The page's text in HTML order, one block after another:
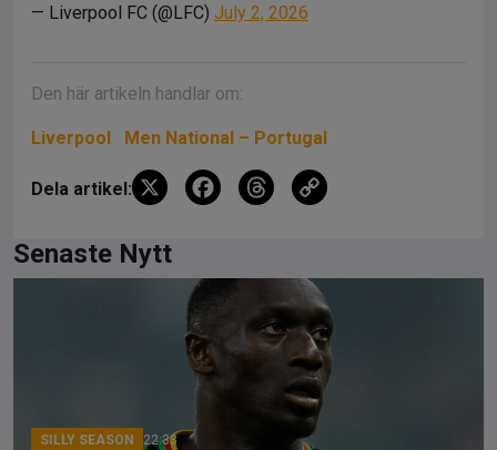
— Liverpool FC (@LFC) July 2, 2026
Den här artikeln handlar om:
Liverpool Men National – Portugal
Dela artikel: X
F
b
o
T
d
s
Li
n
k
Senaste Nytt
SILLY SEASON 22:33